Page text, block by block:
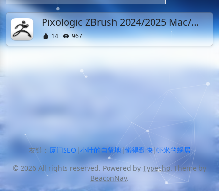
Pixologic ZBrush 2024/2025 Mac/Win开心激活 中文英文版 雕塑软件
14 967
友链： 厦门SEO |小叶的自留地|懒得勤快|虾米的蜗居
© 2026 All rights reserved. Powered by Typecho. Theme by
BeaconNav.